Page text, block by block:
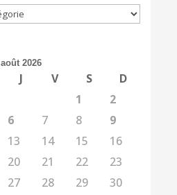
août 2026
J V S
D
1
2
6 7 8
9
13 14 15
16
20 21 22
23
27 28 29
30